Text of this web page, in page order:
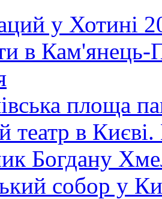
у Хотині
в Кам'янець-
площа
театр в
Богдану
собор у